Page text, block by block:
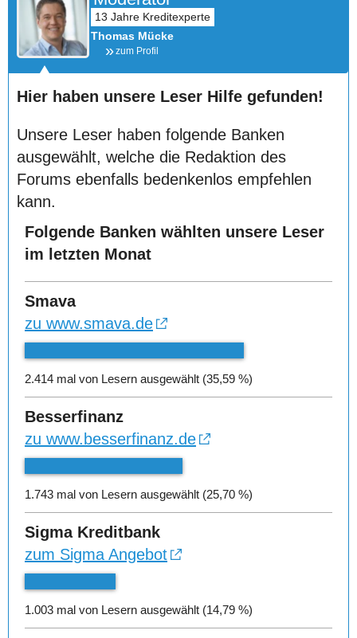
Thomas Mücke
zum Profil
Hier haben unsere Leser Hilfe gefunden!
Unsere Leser haben folgende Banken
ausgewählt, welche die Redaktion des
Forums ebenfalls bedenkenlos empfehlen
kann.
Folgende Banken wählten unsere Leser
im letzten Monat
Smava
zu www.smava.de
2.414 mal von Lesern ausgewählt (35,59 %)
Besserfinanz
zu www.besserfinanz.de
1.743 mal von Lesern ausgewählt (25,70 %)
Sigma Kreditbank
zum Sigma Angebot
1.003 mal von Lesern ausgewählt (14,79 %)